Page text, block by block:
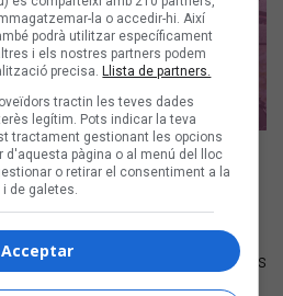
català del 2025
més destacats que veuran la
Alosa, Maria Jaume,
Bonet o Malifeta són alguns dels
discogràfiques enguany
la o accedir-hi. Així
podrà utilitzar específicament
i els nostres partners podem
precisa. Llista de partners.
tractin les teves dades
legítim. Pots indicar la teva
tractament gestionant les opcions
d'aquesta pàgina o al menú del lloc
o retirar el consentiment a la
de galetes.
Acceptar